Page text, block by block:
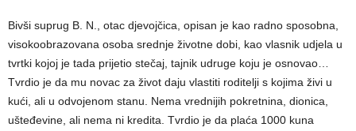
Bivši suprug B. N., otac djevojčica, opisan je kao radno sposobna,
visokoobrazovana osoba srednje životne dobi, kao vlasnik udjela u
tvrtki kojoj je tada prijetio stečaj, tajnik udruge koju je osnovao…
Tvrdio je da mu novac za život daju vlastiti roditelji s kojima živi u
kući, ali u odvojenom stanu. Nema vrednijih pokretnina, dionica,
ušteđevine, ali nema ni kredita. Tvrdio je da plaća 1000 kuna